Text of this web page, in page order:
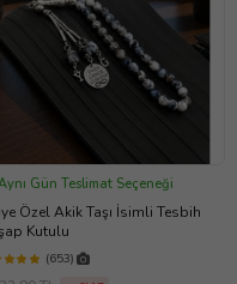
Gün Teslimat Seçeneği
Özel Akik Taşı İsimli Tesbih
Kutulu
(653)